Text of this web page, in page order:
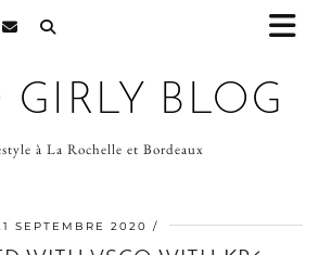
GIRLY BLOG
à La Rochelle et Bordeaux
SEPTEMBRE 2020